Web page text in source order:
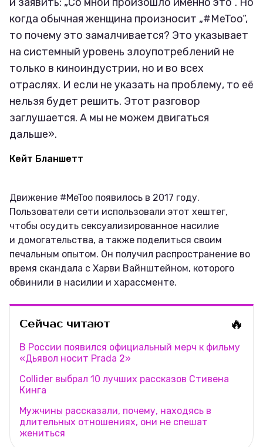
когда обычная женщина произносит „#MeToo“,
то почему это замалчивается? Это указывает
на системный уровень злоупотреблений не
только в киноиндустрии, но и во всех
отраслях. И если не указать на проблему, то её
нельзя будет решить. Этот разговор
заглушается. А мы не можем двигаться
дальше».
Кейт Бланшетт
Движение #MeToo появилось в 2017 году.
Пользователи сети использовали этот хештег,
чтобы осудить сексуализированное насилие
и домогательства, а также поделиться своим
печальным опытом. Он получил распространение во
время скандала с Харви Вайнштейном, которого
обвинили в насилии и харассменте.
Сейчас читают 🔥
В России появился официальный мерч к фильму
«Дьявол носит Prada 2»
Collider выбрал 10 лучших рассказов Стивена
Кинга
Мужчины рассказали, почему, находясь в
длительных отношениях, они не спешат
жениться